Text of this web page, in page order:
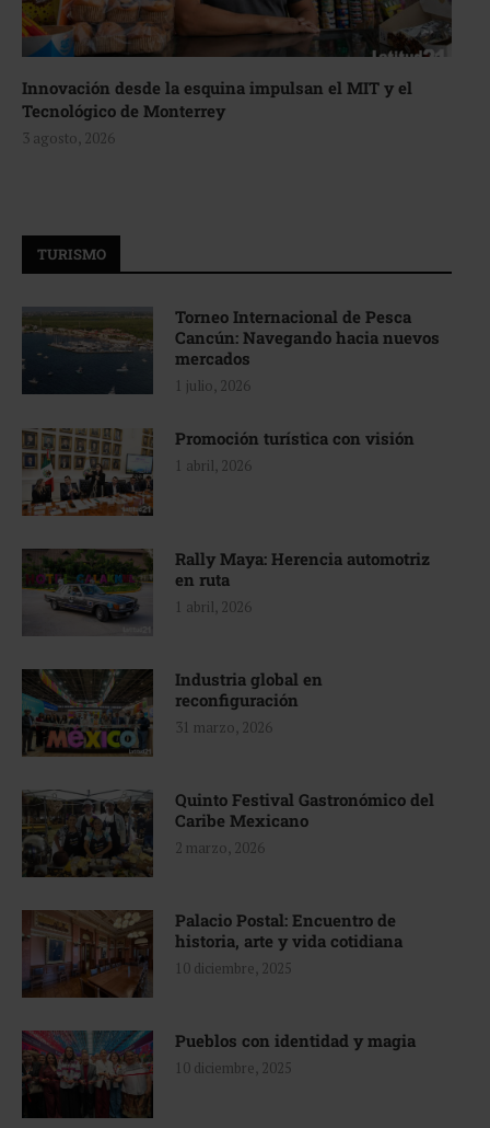
Innovación desde la esquina impulsan el MIT y el
Tecnológico de Monterrey
3 agosto, 2026
TURISMO
Torneo Internacional de Pesca
Cancún: Navegando hacia nuevos
mercados
1 julio, 2026
Promoción turística con visión
1 abril, 2026
Rally Maya: Herencia automotriz
en ruta
1 abril, 2026
Industria global en
reconfiguración
31 marzo, 2026
Quinto Festival Gastronómico del
Caribe Mexicano
2 marzo, 2026
Palacio Postal: Encuentro de
historia, arte y vida cotidiana
10 diciembre, 2025
Pueblos con identidad y magia
10 diciembre, 2025